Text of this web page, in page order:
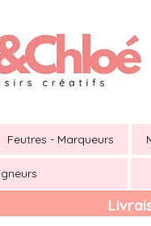
Feutres - Marqueurs